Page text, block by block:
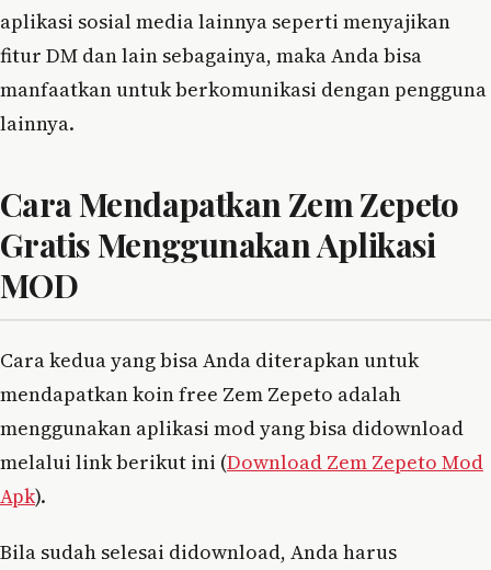
aplikasi sosial media lainnya seperti menyajikan
fitur DM dan lain sebagainya, maka Anda bisa
manfaatkan untuk berkomunikasi dengan pengguna
lainnya.
Cara Mendapatkan Zem Zepeto
Gratis Menggunakan Aplikasi
MOD
Cara kedua yang bisa Anda diterapkan untuk
mendapatkan koin free Zem Zepeto adalah
menggunakan aplikasi mod yang bisa didownload
melalui link berikut ini (Download Zem Zepeto Mod
Apk).
Bila sudah selesai didownload, Anda harus